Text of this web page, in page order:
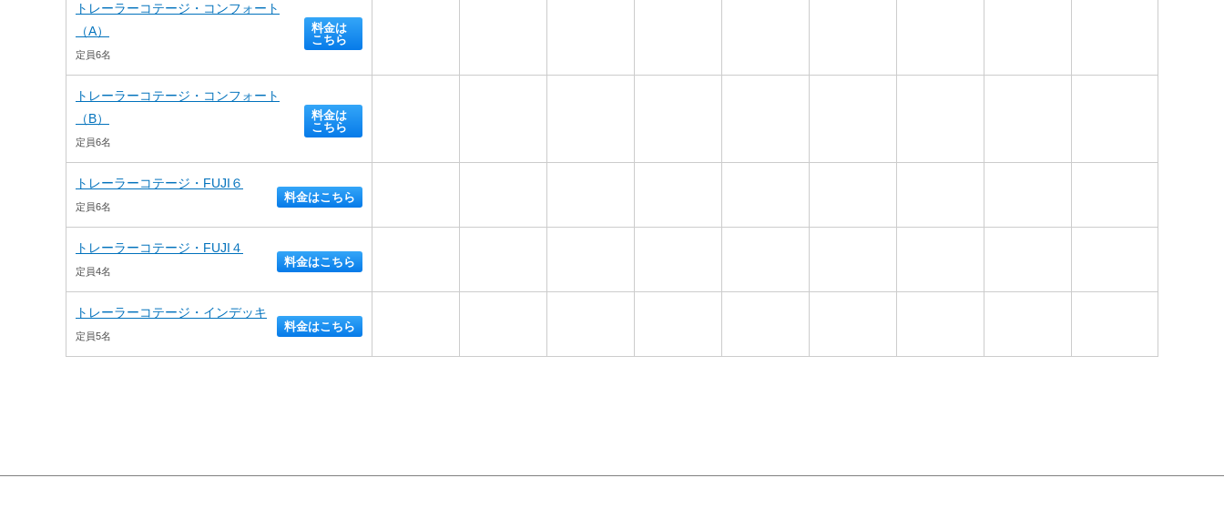
トレーラーコテージ・コンフォート
（A）
定員6名
料金は
こちら
トレーラーコテージ・コンフォート
（B）
定員6名
料金は
こちら
トレーラーコテージ・FUJI６
定員6名
料金はこちら
トレーラーコテージ・FUJI４
定員4名
料金はこちら
トレーラーコテージ・インデッキ
定員5名
料金はこちら